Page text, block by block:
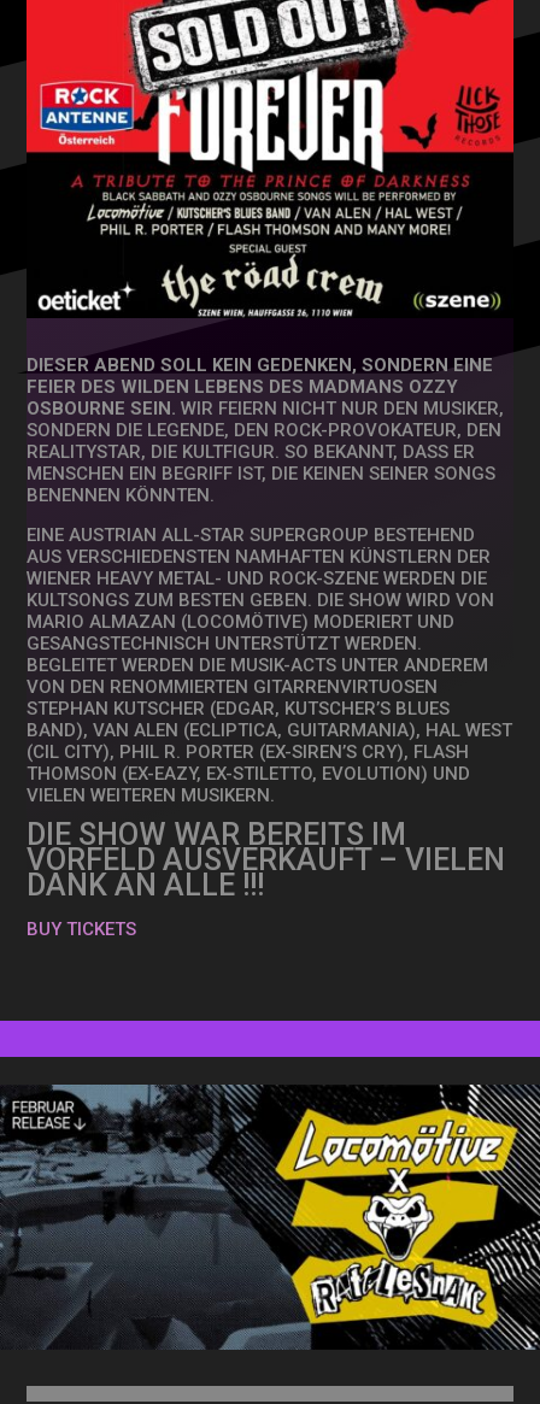
DIESER ABEND SOLL KEIN GEDENKEN, SONDERN EINE
FEIER DES WILDEN LEBENS DES MADMANS OZZY
OSBOURNE SEIN. WIR FEIERN NICHT NUR DEN MUSIKER,
SONDERN DIE LEGENDE, DEN ROCK-PROVOKATEUR, DEN
REALITYSTAR, DIE KULTFIGUR. SO BEKANNT, DASS ER
MENSCHEN EIN BEGRIFF IST, DIE KEINEN SEINER SONGS
BENENNEN KÖNNTEN.
EINE AUSTRIAN ALL-STAR SUPERGROUP BESTEHEND
AUS VERSCHIEDENSTEN NAMHAFTEN KÜNSTLERN DER
WIENER HEAVY METAL- UND ROCK-SZENE WERDEN DIE
KULTSONGS ZUM BESTEN GEBEN. DIE SHOW WIRD VON
MARIO ALMAZAN (LOCOMÖTIVE) MODERIERT UND
GESANGSTECHNISCH UNTERSTÜTZT WERDEN.
BEGLEITET WERDEN DIE MUSIK-ACTS UNTER ANDEREM
VON DEN RENOMMIERTEN GITARRENVIRTUOSEN
STEPHAN KUTSCHER (EDGAR, KUTSCHER’S BLUES
BAND), VAN ALEN (ECLIPTICA, GUITARMANIA), HAL WEST
(CIL CITY), PHIL R. PORTER (EX-SIREN’S CRY), FLASH
THOMSON (EX-EAZY, EX-STILETTO, EVOLUTION) UND
VIELEN WEITEREN MUSIKERN.
DIE SHOW WAR BEREITS IM
VORFELD AUSVERKAUFT – VIELEN
DANK AN ALLE !!!
BUY TICKETS